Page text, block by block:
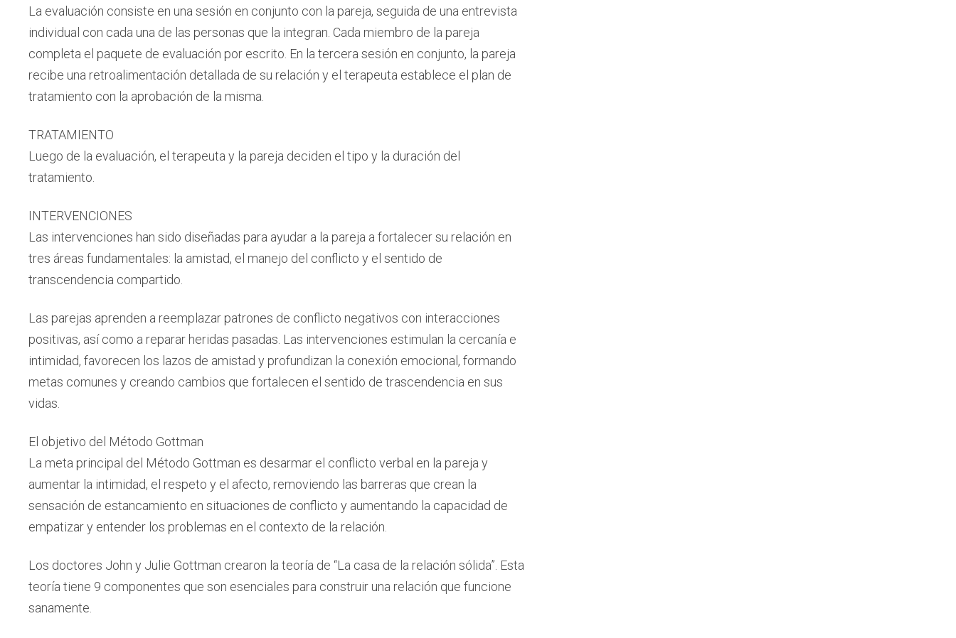
La evaluación consiste en una sesión en conjunto con la pareja, seguida de una entrevista
individual con cada una de las personas que la integran. Cada miembro de la pareja
completa el paquete de evaluación por escrito. En la tercera sesión en conjunto, la pareja
recibe una retroalimentación detallada de su relación y el terapeuta establece el plan de
tratamiento con la aprobación de la misma.
TRATAMIENTO
Luego de la evaluación, el terapeuta y la pareja deciden el tipo y la duración del
tratamiento.
INTERVENCIONES
Las intervenciones han sido diseñadas para ayudar a la pareja a fortalecer su relación en
tres áreas fundamentales: la amistad, el manejo del conflicto y el sentido de
transcendencia compartido.
Las parejas aprenden a reemplazar patrones de conflicto negativos con interacciones
positivas, así como a reparar heridas pasadas. Las intervenciones estimulan la cercanía e
intimidad, favorecen los lazos de amistad y profundizan la conexión emocional, formando
metas comunes y creando cambios que fortalecen el sentido de trascendencia en sus
vidas.
El objetivo del Método Gottman
La meta principal del Método Gottman es desarmar el conflicto verbal en la pareja y
aumentar la intimidad, el respeto y el afecto, removiendo las barreras que crean la
sensación de estancamiento en situaciones de conflicto y aumentando la capacidad de
empatizar y entender los problemas en el contexto de la relación.
Los doctores John y Julie Gottman crearon la teoría de “La casa de la relación sólida”. Esta
teoría tiene 9 componentes que son esenciales para construir una relación que funcione
sanamente.